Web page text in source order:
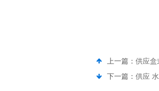
上一篇： 供应盒
下一篇： 供应